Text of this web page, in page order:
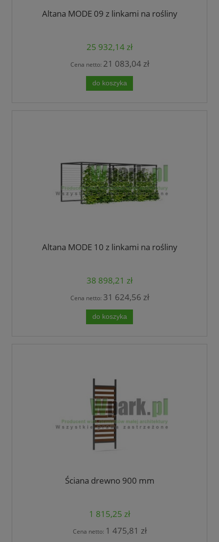
Altana MODE 09 z linkami na rośliny
25 932,14 zł
Cena netto: 21 083,04 zł
do koszyka
Altana MODE 10 z linkami na rośliny
38 898,21 zł
Cena netto: 31 624,56 zł
do koszyka
Ściana drewno 900 mm
1 815,25 zł
Cena netto: 1 475,81 zł